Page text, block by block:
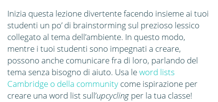
Inizia questa lezione divertente facendo insieme ai tuoi
studenti un po’ di brainstorming sul prezioso lessico
collegato al tema dell’ambiente. In questo modo,
mentre i tuoi studenti sono impegnati a creare,
possono anche comunicare fra di loro, parlando del
tema senza bisogno di aiuto. Usa leword lists
Cambridge o della community come ispirazione per
creare una word list sull’upcycling per la tua classe!